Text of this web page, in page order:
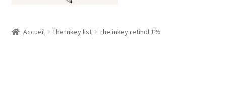
Accueil The Inkey list The inkey retinol 1%